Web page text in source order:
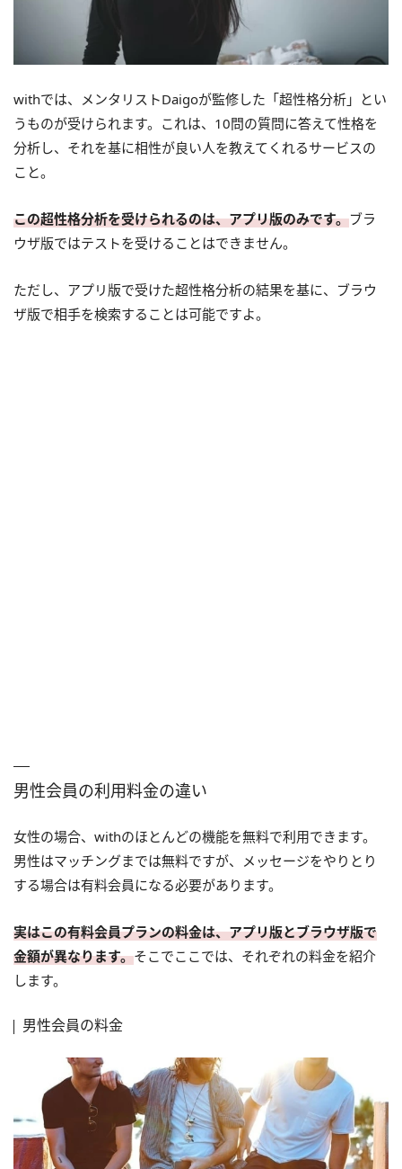
withでは、メンタリストDaigoが監修した「超性格分析」とい
うものが受けられます。これは、10問の質問に答えて性格を
分析し、それを基に相性が良い人を教えてくれるサービスの
こと。
この超性格分析を受けられるのは、アプリ版のみです。ブラ
ウザ版ではテストを受けることはできません。
ただし、アプリ版で受けた超性格分析の結果を基に、ブラウ
ザ版で相手を検索することは可能ですよ。
男性会員の利用料金の違い
女性の場合、withのほとんどの機能を無料で利用できます。
男性はマッチングまでは無料ですが、メッセージをやりとり
する場合は有料会員になる必要があります。
実はこの有料会員プランの料金は、アプリ版とブラウザ版で
金額が異なります。そこでここでは、それぞれの料金を紹介
します。
男性会員の料金